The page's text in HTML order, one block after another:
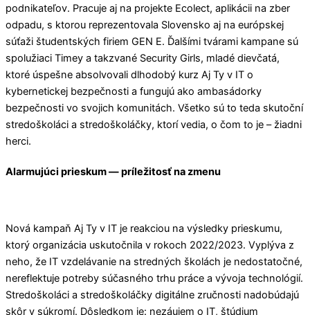
podnikateľov. Pracuje aj na projekte Ecolect, aplikácii na zber
odpadu, s ktorou reprezentovala Slovensko aj na európskej
súťaži študentských firiem GEN E. Ďalšími tvárami kampane sú
spolužiaci Timey a takzvané Security Girls, mladé dievčatá,
ktoré úspešne absolvovali dlhodobý kurz Aj Ty v IT o
kybernetickej bezpečnosti a fungujú ako ambasádorky
bezpečnosti vo svojich komunitách. Všetko sú to teda skutoční
stredoškoláci a stredoškoláčky, ktorí vedia, o čom to je – žiadni
herci.
Alarmujúci prieskum — príležitosť na zmenu
Nová kampaň Aj Ty v IT je reakciou na výsledky prieskumu,
ktorý organizácia uskutočnila v rokoch 2022/2023. Vyplýva z
neho, že IT vzdelávanie na stredných školách je nedostatočné,
nereflektuje potreby súčasného trhu práce a vývoja technológií.
Stredoškoláci a stredoškoláčky digitálne zručnosti nadobúdajú
skôr v súkromí. Dôsledkom je: nezáujem o IT, štúdium